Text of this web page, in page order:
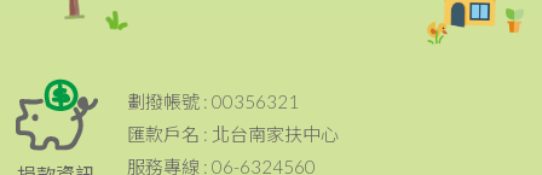
劃撥帳號 : 00356321
匯款戶名 : 北台南家扶中心
服務專線 : 06-6324560